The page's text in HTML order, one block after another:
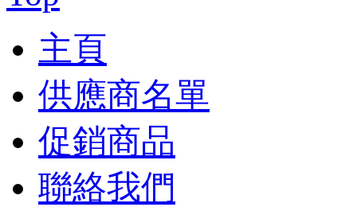
主頁
供應商名單
促銷商品
聯絡我們